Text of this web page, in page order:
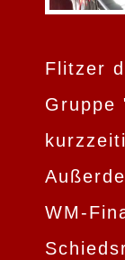
Flitzer
Gruppe
WM-